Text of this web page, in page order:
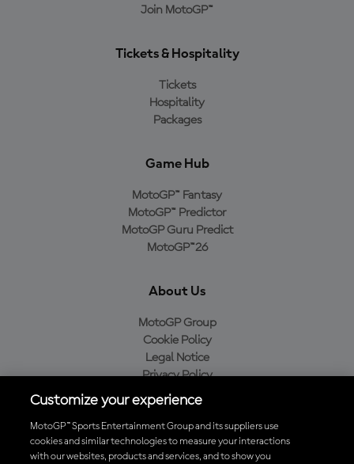
Join MotoGP™
Tickets & Hospitality
Tickets
Hospitality
Packages
Game Hub
MotoGP™ Fantasy
MotoGP™ Predictor
MotoGP Guru Predict
MotoGP™26
About Us
MotoGP Group
Cookie Policy
Legal Notice
Privacy Policy
Purchase Policy
Baixe o aplicativo oficial da MotoGP™
Customize your experience
MotoGP™ Sports Entertainment Group and its suppliers use
cookies and similar technologies to measure your interactions
with our websites, products and services, and to show you